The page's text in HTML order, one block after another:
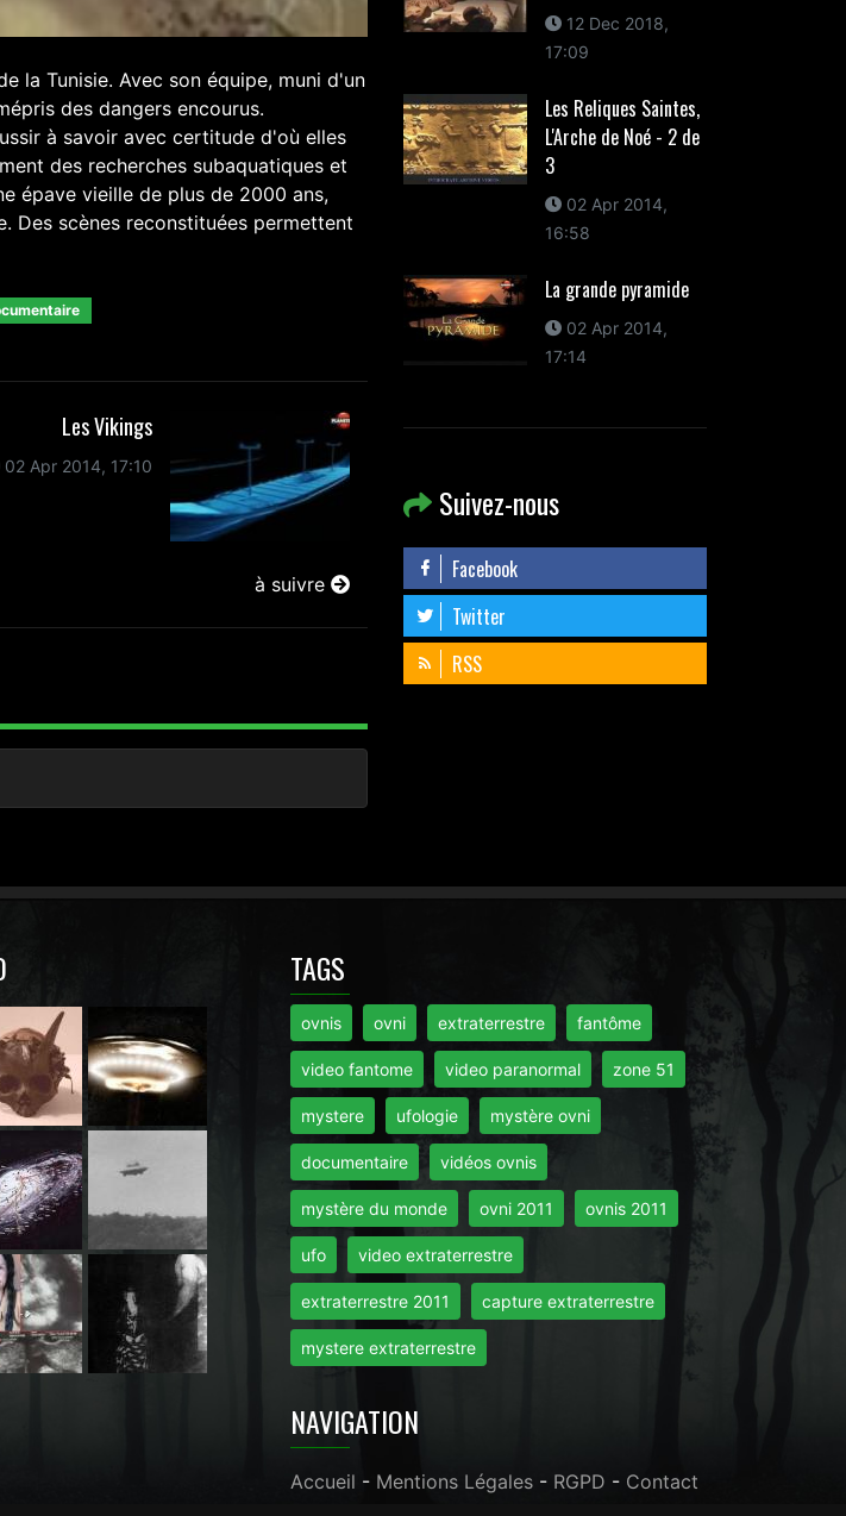
la Tunisie. Avec son équipe, muni d'un
des dangers encourus.
à savoir avec certitude d'où elles
des recherches subaquatiques et
épave vieille de plus de 2000 ans,
Des scènes reconstituées permettent
Les Vikings
02 Apr 2014, 17:10
à suivre
12 Dec 2018,
17:09
Les Reliques Saintes,
L'Arche de Noé - 2 de
3
02 Apr 2014,
16:58
La grande pyramide
02 Apr 2014,
17:14
Suivez-nous
Facebook
Twitter
RSS
TAGS
ovnis ovni extraterrestre fantôme
video fantome video paranormal zone 51
mystere ufologie mystère ovni
documentaire vidéos ovnis
mystère du monde ovni 2011 ovnis 2011
ufo video extraterrestre
extraterrestre 2011 capture extraterrestre
mystere extraterrestre
NAVIGATION
Accueil - Mentions Légales - RGPD - Contact